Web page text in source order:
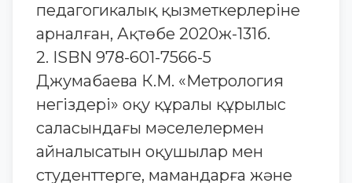
педагогикалық қызметкерлеріне
арналған, Ақтөбе 2020ж-131б.
2. ISBN 978-601-7566-5
Джумабаева К.М. «Метрология
негіздері» оқу құралы құрылыс
саласындағы мәселелермен
айналысатын оқушылар мен
студенттерге, мамандарға және